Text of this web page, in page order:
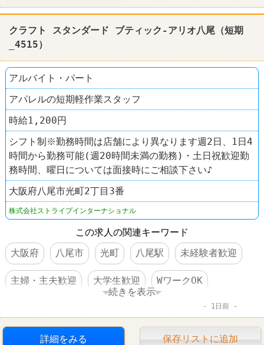
クラフト スタンダード ブティック-アリオ八尾（短期
_4515）
アルバイト・パート
アパレルの短期軽作業スタッフ
時給1,200円
シフト制※勤務時間は店舗により異なります週2日、1日4
時間から勤務可能(週20時間未満の勤務)・土日祝歓迎勤
務時間、曜日については面接時にご相談下さい♪
大阪府八尾市光町2丁目3番
株式会社ストライプインターナショナル
この求人の関連キーワード
大阪府
八尾市 光町 八尾駅 未経験者歓迎
主婦・主夫歓迎 大学生歓迎 WワークOK
禁煙・分煙 ファッション・コスメ
続きを表示
1日前
詳細をみる 保存リストに追加